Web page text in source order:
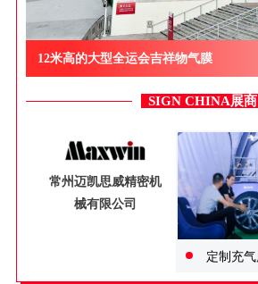
12米高的大型全运会吉祥物气膜
SIGN CHINA展商
常州迈凯思威精密机
械有限公司
定制充